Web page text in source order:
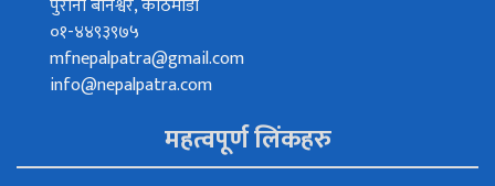
०१-४४९३९७५
mfnepalpatra@gmail.com
info@nepalpatra.com
महत्वपूर्ण लिंकहरु